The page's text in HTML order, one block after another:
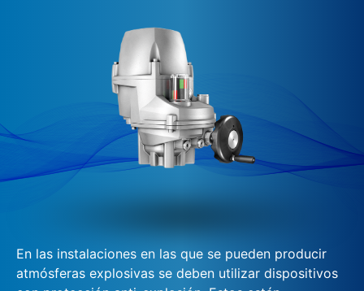
Norteamérica
En las instalaciones en las que se pueden producir
atmósferas explosivas se deben utilizar dispositivos